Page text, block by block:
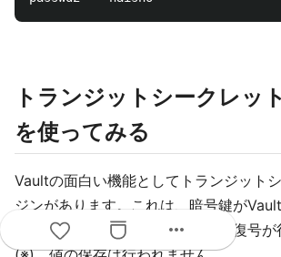
トランジットシークレッ
を使ってみる
Vaultの面白い機能としてトランジット
ジンがあります。これは、暗号鍵が
れ、与えられたデータの暗号化や復号
more_horiz